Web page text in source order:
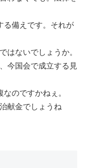
る備えです。それが
はないでしょうか。
今国会で成立する見
のですかねぇ。
献金でしょうね